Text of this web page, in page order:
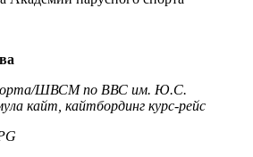
ШВСМ по ВВС им. Ю.С.
кайт, кайтбординг курс-рейс